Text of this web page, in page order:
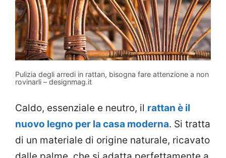
Pulizia degli arredi in rattan, bisogna fare attenzione a non
rovinarli – designmag.it
Caldo, essenziale e neutro, il rattan è il
nuovo legno per la casa moderna. Si tratta
di un materiale di origine naturale, ricavato